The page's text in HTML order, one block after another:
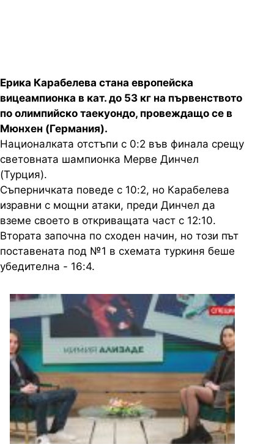
Ерика Карабелева стана европейска
вицеампионка в кат. до 53 кг на първенството
по олимпийско таекуондо, провеждащо се в
Мюнхен (Германия).
Националката отстъпи с 0:2 във финала срещу
световната шампионка Мерве Динчел
(Турция).
Съперничката поведе с 10:2, но Карабелева
изравни с мощни атаки, преди Динчел да
вземе своето в откриващата част с 12:10.
Втората започна по сходен начин, но този път
поставената под №1 в схемата туркиня беше
убедителна - 16:4.